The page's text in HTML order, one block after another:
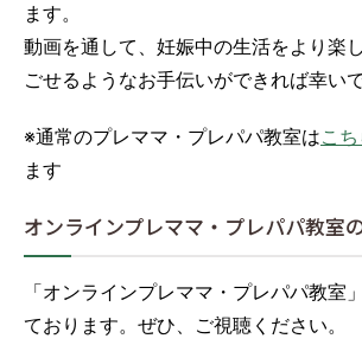
採用情報
プライバシーポリシー
ます。
動画を通して、妊娠中の生活をより楽
ごせるようなお手伝いができれば幸いで
※通常のプレママ・プレパパ教室はこち
ます
オンラインプレママ・プレパパ教室
「オンラインプレママ・プレパパ教室
ております。ぜひ、ご視聴ください。